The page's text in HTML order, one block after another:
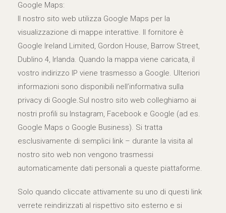
Google Maps:
Il nostro sito web utilizza Google Maps per la
visualizzazione di mappe interattive. Il fornitore è
Google Ireland Limited, Gordon House, Barrow Street,
Dublino 4, Irlanda. Quando la mappa viene caricata, il
vostro indirizzo IP viene trasmesso a Google. Ulteriori
informazioni sono disponibili nell’informativa sulla
privacy di Google.Sul nostro sito web colleghiamo ai
nostri profili su Instagram, Facebook e Google (ad es.
Google Maps o Google Business). Si tratta
esclusivamente di semplici link – durante la visita al
nostro sito web non vengono trasmessi
automaticamente dati personali a queste piattaforme.
Solo quando cliccate attivamente su uno di questi link
verrete reindirizzati al rispettivo sito esterno e si